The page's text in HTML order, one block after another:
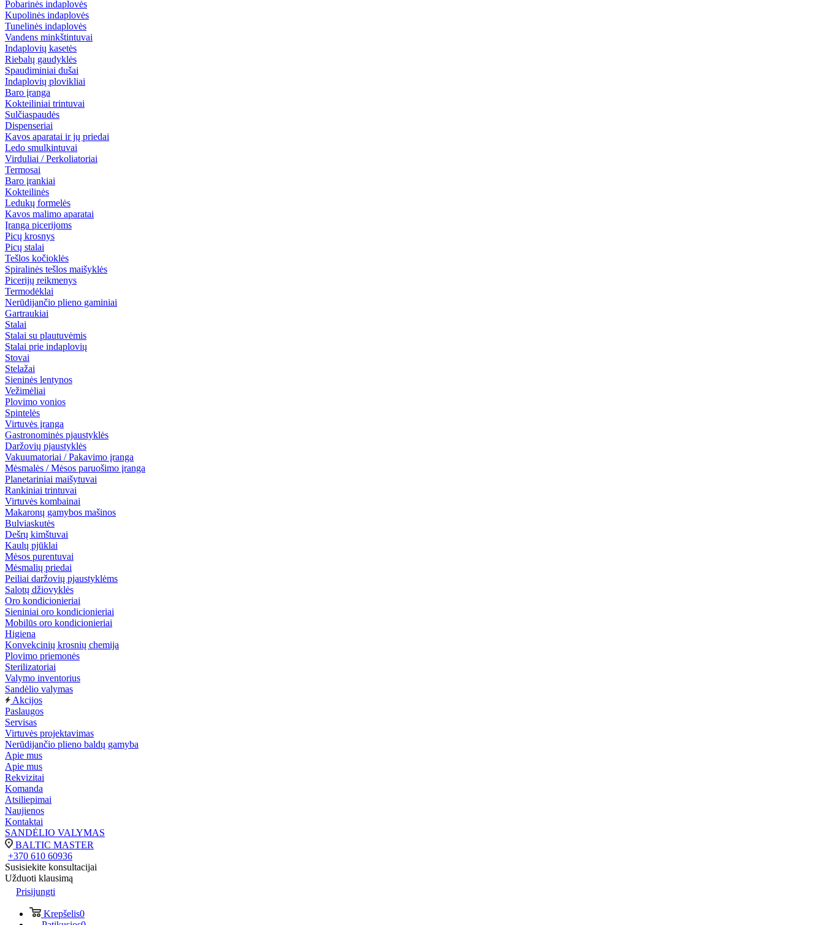
Pobarinės indaplovės
Kupolinės indaplovės
Tunelinės indaplovės
Vandens minkštintuvai
Indaplovių kasetės
Riebalų gaudyklės
Spaudiminiai dušai
Indaplovių plovikliai
Baro įranga
Kokteiliniai trintuvai
Sulčiaspaudės
Dispenseriai
Kavos aparatai ir jų priedai
Ledo smulkintuvai
Virduliai / Perkoliatoriai
Termosai
Baro įrankiai
Kokteilinės
Ledukų formelės
Kavos malimo aparatai
Įranga picerijoms
Picų krosnys
Picų stalai
Tešlos kočioklės
Spiralinės tešlos maišyklės
Picerijų reikmenys
Termodėklai
Nerūdijančio plieno gaminiai
Gartraukiai
Stalai
Stalai su plautuvėmis
Stalai prie indaplovių
Stovai
Stelažai
Sieninės lentynos
Vežimėliai
Plovimo vonios
Spintelės
Virtuvės įranga
Gastronominės pjaustyklės
Daržovių pjaustyklės
Vakuumatoriai / Pakavimo įranga
Mėsmalės / Mėsos paruošimo įranga
Planetariniai maišytuvai
Rankiniai trintuvai
Virtuvės kombainai
Makaronų gamybos mašinos
Bulviaskutės
Dešrų kimštuvai
Kaulų pjūklai
Mėsos purentuvai
Mėsmalių priedai
Peiliai daržovių pjaustyklėms
Salotų džiovyklės
Oro kondicionieriai
Sieniniai oro kondicionieriai
Mobilūs oro kondicionieriai
Higiena
Konvekcinių krosnių chemija
Plovimo priemonės
Sterilizatoriai
Valymo inventorius
Sandėlio valymas
Akcijos
Paslaugos
Servisas
Virtuvės projektavimas
Nerūdijančio plieno baldų gamyba
Apie mus
Apie mus
Rekvizitai
Komanda
Atsiliepimai
Naujienos
Kontaktai
SANDĖLIO VALYMAS
BALTIC MASTER
+370 610 60936
Susisiekite konsultacijai
Užduoti klausimą
Prisijungti
Krepšelis0